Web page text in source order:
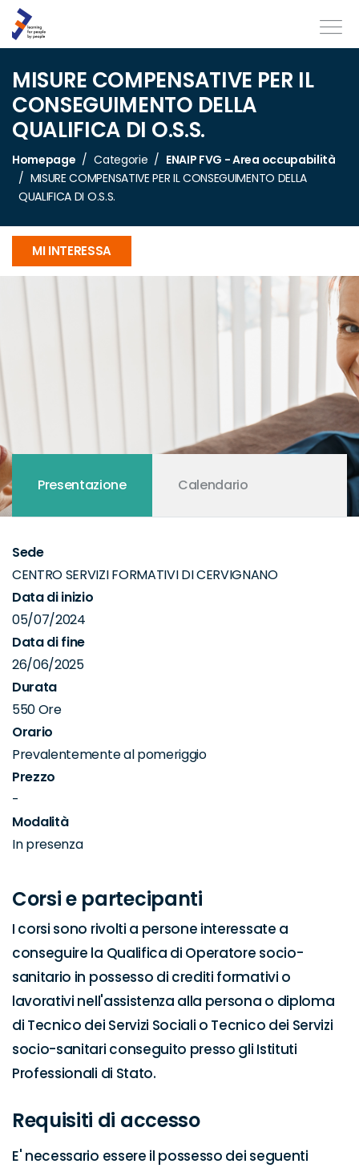
MISURE COMPENSATIVE PER IL
CONSEGUIMENTO DELLA
QUALIFICA DI O.S.S.
Homepage Categorie
ENAIP FVG - Area occupabilità
MISURE COMPENSATIVE PER IL CONSEGUIMENTO DELLA
QUALIFICA DI O.S.S.
MI INTERESSA
Presentazione Calendario
Sede
CENTRO SERVIZI FORMATIVI DI CERVIGNANO
Data di inizio
05/07/2024
Data di fine
26/06/2025
Durata
550 Ore
Orario
Prevalentemente al pomeriggio
Prezzo
-
Modalità
In presenza
Corsi e partecipanti
I corsi sono rivolti a persone interessate a
conseguire la Qualifica di Operatore socio-
sanitario in possesso di crediti formativi o
lavorativi nell'assistenza alla persona o diploma
di Tecnico dei Servizi Sociali o Tecnico dei Servizi
socio-sanitari conseguito presso gli Istituti
Professionali di Stato.
Requisiti di accesso
E' necessario essere il possesso dei seguenti